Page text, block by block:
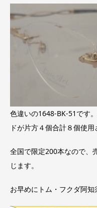
色違いの1648-BK-51です
ドが片方４個合計８個使用
全国で限定200本なので、
じます。
お早めにトム・フクダ阿知